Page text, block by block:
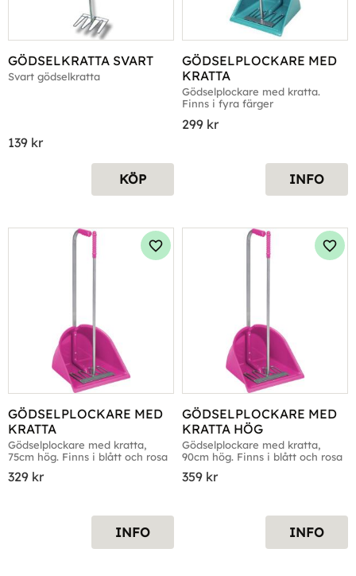
GÖDSELKRATTA SVART
Svart gödselkratta
139 kr
KÖP
GÖDSELPLOCKARE MED
KRATTA
Gödselplockare med kratta.
Finns i fyra färger
299 kr
INFO
GÖDSELPLOCKARE MED
KRATTA
Gödselplockare med kratta,
75cm hög. Finns i blått och rosa
329 kr
Lägg till i favoriter
INFO
GÖDSELPLOCKARE MED
KRATTA HÖG
Gödselplockare med kratta,
90cm hög. Finns i blått och rosa
359 kr
INFO